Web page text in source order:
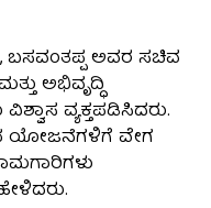
ಬಸವಂತಪ್ಪ ಅವರ ಸಚಿವ
ಅಭಿವೃದ್ಧಿ
ವ್ಯಕ್ತಪಡಿಸಿದರು.
ಯೋಜನೆಗಳಿಗೆ ವೇಗ